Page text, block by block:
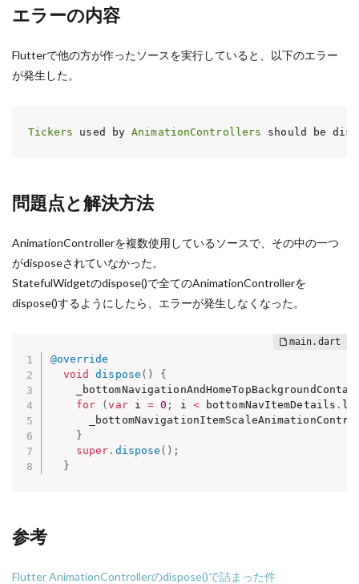
エラーの内容
Flutterで他の方が作ったソースを実行していると、以下のエラー
が発生した。
Tickers used by AnimationControllers should be
問題点と解決方法
AnimationControllerを複数使用しているソースで、その中の一つ
がdisposeされていなかった。
StatefulWidgetのdispose()で全てのAnimationControllerを
dispose()するようにしたら、エラーが発生しなくなった。
@override
void
dispose ( )
{
for
(var i = 0 ; i < bottomNavItemDetails .
}
super . dispose ( ) ;
}
参考
Flutter AnimationControllerのdispose()で詰まった件